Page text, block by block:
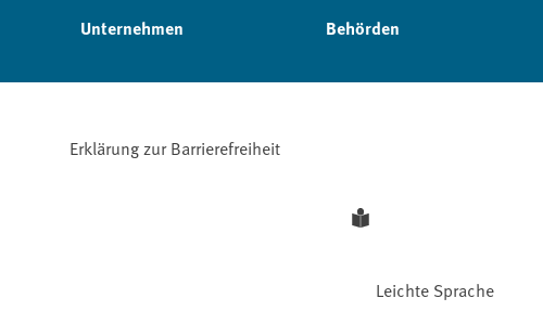
Unternehmen Behörden
Erklärung zur Barrierefreiheit
Leichte Sprache